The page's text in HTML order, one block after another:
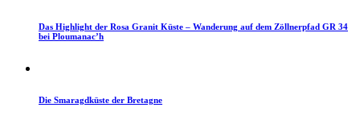
Das Highlight der Rosa Granit Küste – Wanderung auf dem Zöllnerpfad GR 34
bei Ploumanac’h
Die Smaragdküste der Bretagne